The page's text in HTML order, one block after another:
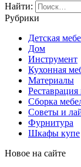
Найти:
Рубрики
Детская
Дом
Инструмент
Кухонная
Материалы
Реставрация
Сборка
Советы и
Фурнитура
Шкафы купе
Новое на сайте